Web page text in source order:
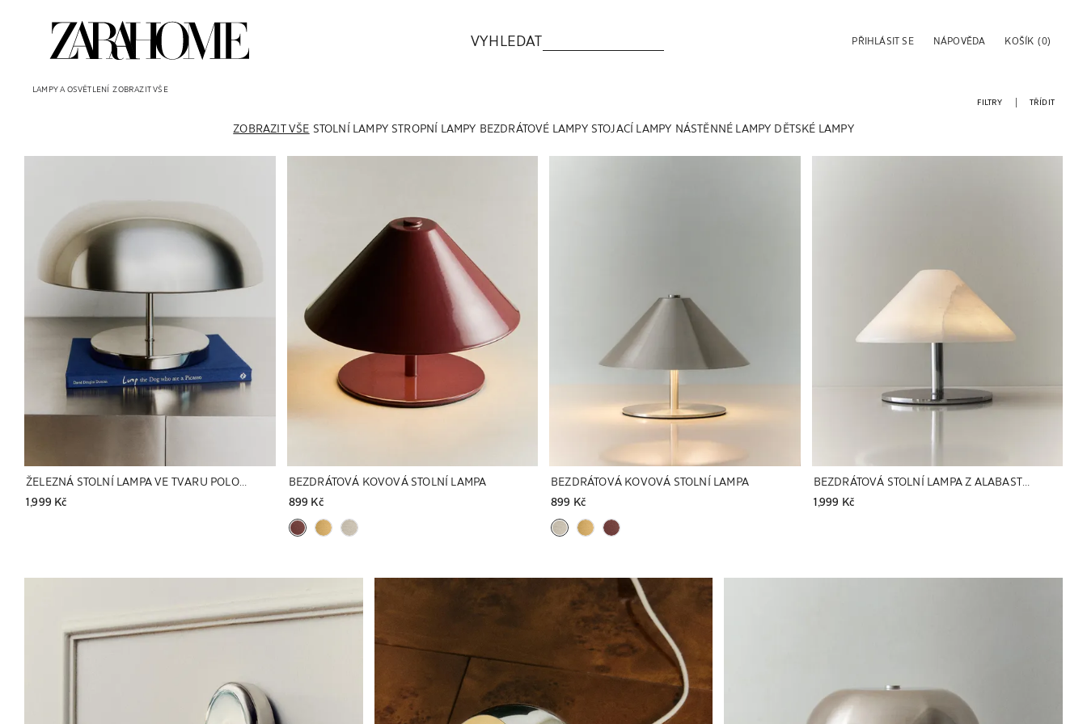
VYHLEDAT PŘIHLÁSIT SE NÁPOVĚDA KOŠÍK (0)
LAMPY A OSVĚTLENÍ ZOBRAZIT VŠE
ZOBRAZIT VŠE STOLNÍ LAMPY STROPNÍ LAMPY BEZDRÁTOVÉ LAMPY STOJACÍ LAMPY NÁSTĚNNÉ LAMPY DĚTSKÉ LAMPY
FILTRY TŘÍDIT
ŽELEZNÁ STOLNÍ LAMPA VE TVARU POLOKOULE
1,999 Kč
Obrázek změněn na 1 z 5
BEZDRÁTOVÁ KOVOVÁ STOLNÍ LAMPA
899 Kč
Obrázek změněn na 1 z 5
BEZDRÁTOVÁ KOVOVÁ STOLNÍ LAMPA
899 Kč
Obrázek změněn na 1 z 7
1,999 Kč
Obrázek změněn na 1 z 7
Obrázek změněn na 1 z 5 Obrázek změněn na 1 z 8 Obrázek změněn na 1 z 6